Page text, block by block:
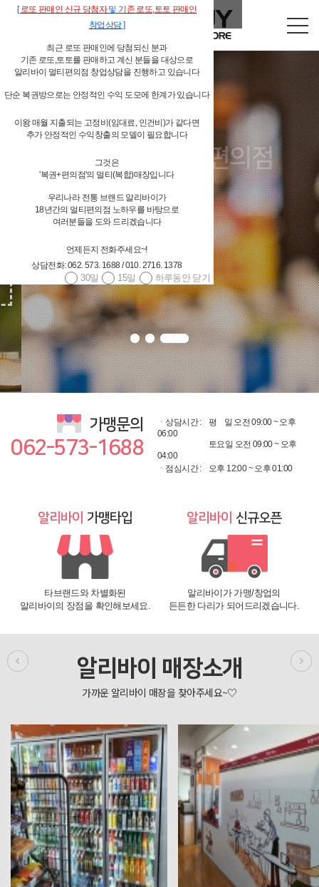
독립형 개인 편의점
알리바이 물류시스템 지원
가맹문의
062-573-1688
ㆍ상담시간 : 평
일 오전 09:00 ~ 오후
06:00
토요일 오전 09:00 ~ 오후
04:00
ㆍ점심시간 :
오후 12:00 ~ 오후 01:00
알리바이 가맹타입
타브랜드와 차별화된
알리바이의 장점을 확인해보세요.
알리바이 신규오픈
알리바이가 가맹/창업의
든든한 다리가 되어드리겠습니다.
알리바이 매장소개
[로또 판매인 신규 당첨자및 기존 로또,토토 판매인
창업상담]
최근 로또 판매인에 당첨되신 분과
기존 로또,토토를 판매하고 계신 분들을 대상으로
알리바이 멀티편의점 창업상담을 진행하고 있습니다
단순 복권방으로는 안정적인 수익 도모에 한계가 있습니다
이왕 매월 지출되는 고정비(임대료, 인건비)가 같다면
추가 안정적인 수익창출의 모델이 필요합니다
그것은
'복권+편의점'의 멀티(복합)매장입니다
우리나라 전통 브랜드 알리바이가
18년간의 멀티편의점 노하우를 바탕으로
여러분들을 도와 드리겠습니다
언제든지 전화주세요~!
상담전화: 062. 573. 1688 / 010. 2716. 1378
하루동안 닫기
15일
30일